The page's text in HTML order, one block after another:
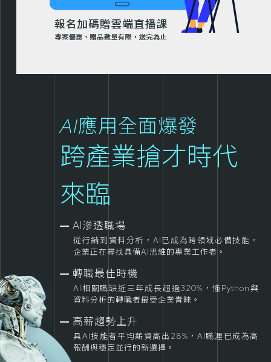
AI應用全面爆發
跨產業搶才時代
來臨
AI滲透職場
從行銷到資料分析，AI已成為跨領域必備技能。
企業正在尋找具備AI思維的專業工作者。
轉職最佳時機
AI相關職缺近三年成長超過320%，懂Python與
資料分析的轉職者最受企業青睞。
高薪趨勢上升
具AI技能者平均薪資高出28%，AI職涯已成為高
報酬與穩定並行的新選擇。